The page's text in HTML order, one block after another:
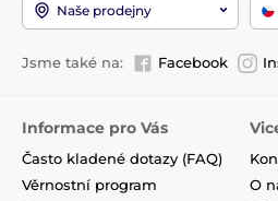
Naše prodejny
Jsme také na: Facebook
Informace pro Vás
Často kladené dotazy (FAQ)
Věrnostní program
O